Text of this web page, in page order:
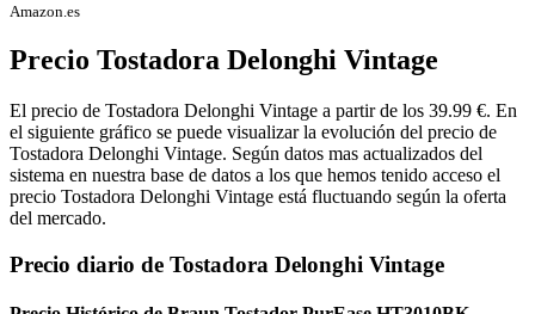
Amazon.es
Precio Tostadora Delonghi Vintage
El precio de Tostadora Delonghi Vintage a partir de los 39.99 €. En
el siguiente gráfico se puede visualizar la evolución del precio de
Tostadora Delonghi Vintage. Según datos mas actualizados del
sistema en nuestra base de datos a los que hemos tenido acceso el
precio Tostadora Delonghi Vintage está fluctuando según la oferta
del mercado.
Precio diario de Tostadora Delonghi Vintage